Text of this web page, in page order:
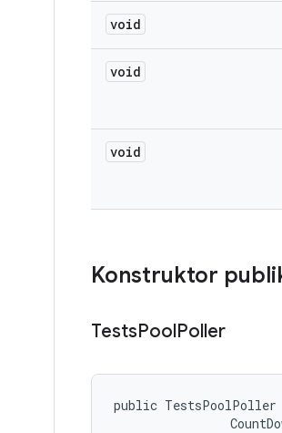
void
void
void
Konstruktor
TestsPoolPoller
public